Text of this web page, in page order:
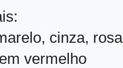
cinza, rosa
vermelho